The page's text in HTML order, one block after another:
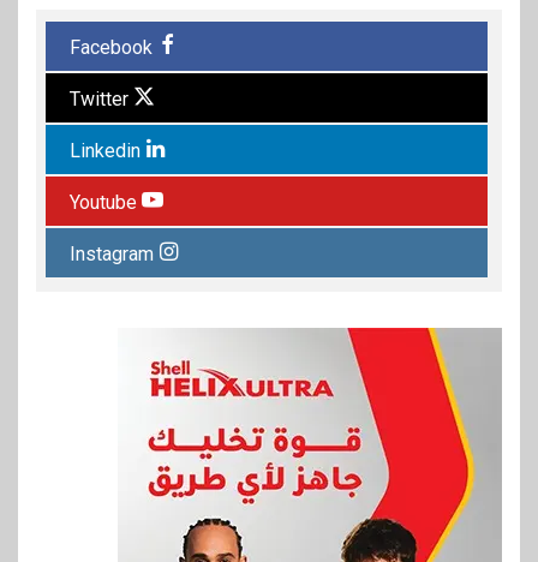
Facebook
Twitter
Linkedin
Youtube
Instagram